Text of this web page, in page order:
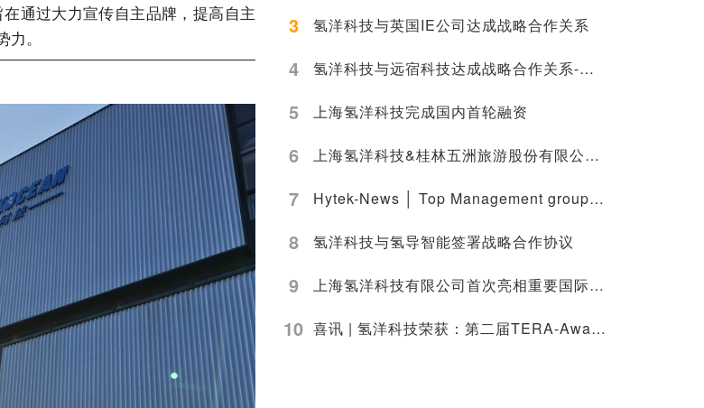
通过大力宣传自主品牌，提高自主
。
3 氢洋科技与英国IE公司达成战略合作关系
4 氢洋科技与远宿科技达成战略合作关系-共创“氢能未来舱”
5 上海氢洋科技完成国内首轮融资
6 上海氢洋科技&桂林五洲旅游股份有限公司船舶产业板块 启动氢燃料电池船舶研发，助推船舶绿色智能发展
7 Hytek-News │ Top Management group of Hytekocean and LHI had strategic meeting in Jiangsu
8 氢洋科技与氢导智能签署战略合作协议
9 上海氢洋科技有限公司首次亮相重要国际绿色氢能发展峰会并得到业界充分认可
10 喜讯 | 氢洋科技荣获：第二届TERA-Award「碳汭未来」智慧能源创新大赛颁奖典礼在香港隆重举行